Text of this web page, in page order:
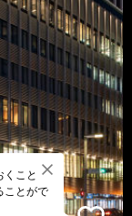
くこと
ことがで